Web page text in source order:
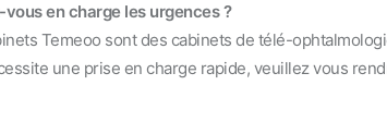
vous en charge les urgences ?
Temeoo sont des cabinets de télé-
une prise en charge rapide, veuillez vous